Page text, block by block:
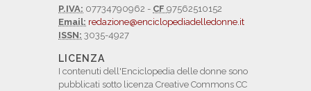
P.IVA: 07734790962 - CF 97562510152
Email: redazione@enciclopediadelledonne.it
ISSN: 3035-4927
LICENZA
I contenuti dell'Enciclopedia delle donne sono
pubblicati sotto licenza Creative Commons CC